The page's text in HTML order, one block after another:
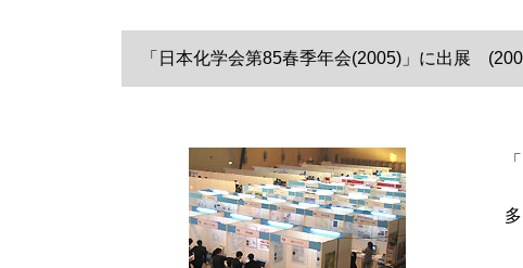
「日本化学会第85春季年会(2005)」に出展